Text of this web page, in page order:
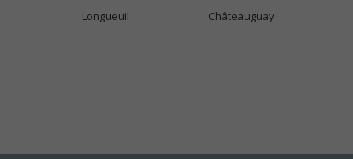
Longueuil
Châteauguay